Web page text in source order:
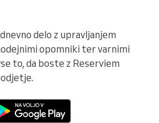
delo z upravljanjem
opomniki ter varnimi
to, da boste z Reserviem